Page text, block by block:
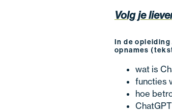
Volg je
In de
opnames
wat is
functies
hoe